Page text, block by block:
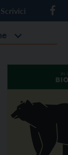
Scrivici